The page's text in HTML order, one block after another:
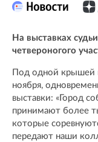
На выставках
четвероногого
Под одной крышей
ноября,
выставки: «Город
принимают более
которые
передают наши